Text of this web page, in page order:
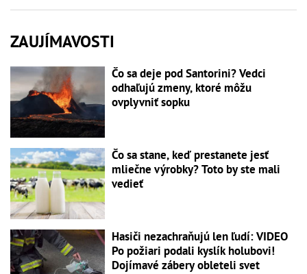
ZAUJÍMAVOSTI
Čo sa deje pod Santorini? Vedci
odhaľujú zmeny, ktoré môžu
ovplyvniť sopku
Čo sa stane, keď prestanete jesť
mliečne výrobky? Toto by ste mali
vedieť
Hasiči nezachraňujú len ľudí: VIDEO
Po požiari podali kyslík holubovi!
Dojímavé zábery obleteli svet